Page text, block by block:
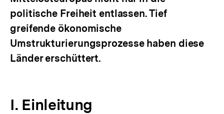
politische Freiheit entlassen. Tief
greifende ökonomische
Umstrukturierungsprozesse haben diese
Länder erschüttert.
I. Einleitung